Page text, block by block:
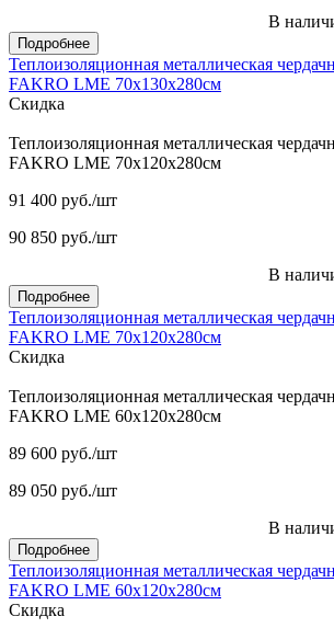
В
Подробнее
Теплоизоляционная металлическая
FAKRO LME 70х130х280см
Скидка
Теплоизоляционная металлическая
FAKRO LME 70х120х280см
91 400 руб./шт
90 850 руб./шт
В
Подробнее
Теплоизоляционная металлическая
FAKRO LME 70х120х280см
Скидка
Теплоизоляционная металлическая
FAKRO LME 60х120х280см
89 600 руб./шт
89 050 руб./шт
В
Подробнее
Теплоизоляционная металлическая
FAKRO LME 60х120х280см
Скидка